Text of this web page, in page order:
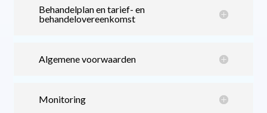
Behandelplan en tarief- en
behandelovereenkomst
Algemene voorwaarden
Monitoring